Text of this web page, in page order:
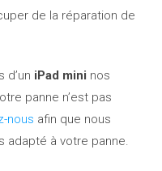
de la réparation de
d’un iPad mini nos
panne n’est pas
nous afin que nous
adapté à votre panne.